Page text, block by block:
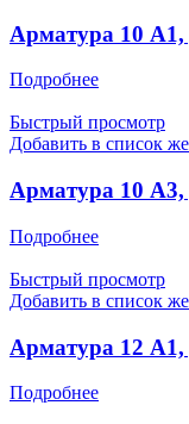
Арматура 10
Подробнее
Быстрый просмотр
Добавить в список
Арматура 10
Подробнее
Быстрый просмотр
Добавить в список
Арматура 12
Подробнее